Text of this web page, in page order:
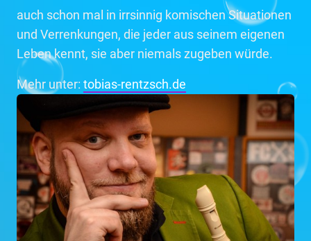
auch schon mal in irrsinnig komischen Situationen
und Verrenkungen, die jeder aus seinem eigenen
Leben kennt, sie aber niemals zugeben würde.
Mehr unter: tobias-rentzsch.de